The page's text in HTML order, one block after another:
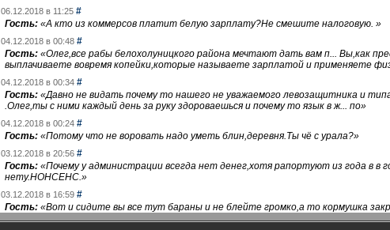
06.12.2018 в 11:25 #
Гость: «А кто из коммерсов платит белую зарплату?Не смешите налоговую. »
04.12.2018 в 00:48 #
Гость: «Олег,все рабы белохолуницкого района мечтают дать вам п... Вы,как
выплачиваете вовремя копейки,которые называете зарплатой и применяете
04.12.2018 в 00:34 #
Гость: «Давно не видать почему то нашего не уважаемого левозащитника и
.Олег,ты с ними каждый день за руку здороваешься и почему то язык в ж... по»
04.12.2018 в 00:24 #
Гость: «Потому что не воровать надо уметь блин,деревня.Ты чё с урала?»
03.12.2018 в 20:56 #
Гость: «Почему у администрации всегда нет денег,хотя рапортуют из года в в
нету.НОНСЕНС.»
03.12.2018 в 16:59 #
Гость: «Вот и сидите вы все тут бараны и не блейте громко,а то кормушка